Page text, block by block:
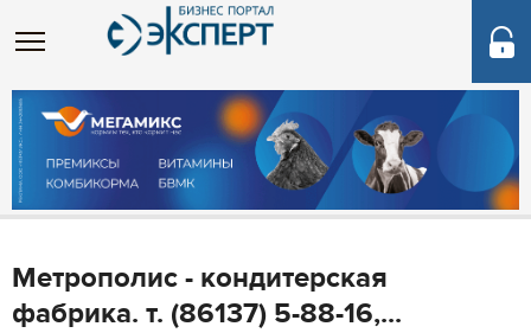
Метрополис - кондитерская
фабрика. т. (86137) 5-88-16,...